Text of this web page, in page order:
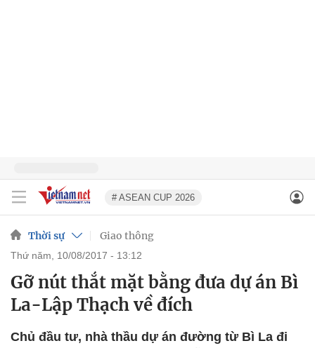
# ASEAN CUP 2026
Thời sự Giao thông
thứ năm, 10/08/2017 - 13:12
Gỡ nút thắt mặt bằng đưa dự án Bì
La-Lập Thạch về đích
Chủ đầu tư, nhà thầu dự án đường từ Bì La đi